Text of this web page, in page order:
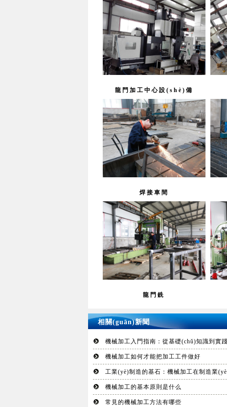
龍門加工中心設(shè)備
焊接車間
龍門銑
相關(guān)新聞
機械加工入門指南：從基礎(chǔ)知識到實
機械加工如何才能把加工工件做好
工業(yè)制造的基石：機械加工在制造業
機械加工的基本原則是什么
常見的機械加工方法有哪些